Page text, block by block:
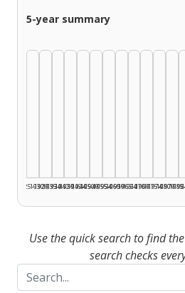
5-year summary
1925–1929
1930–1934
1935–1939
1940–1944
1945–1949
1950–1954
1955–1959
1960–1964
1965–1969
1970–1974
1975–1979
Use the quick search to find
search checks